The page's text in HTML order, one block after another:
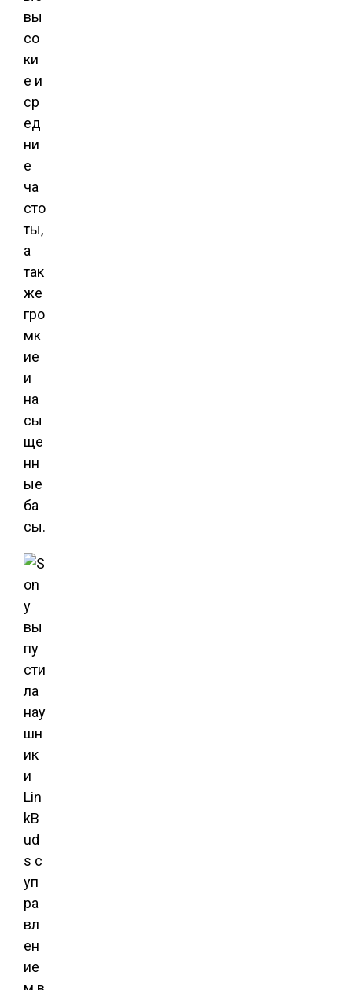
вы
со
ки
е и
ср
ед
ни
е
ча
сто
ты,
а
так
же
гро
мк
ие
и
на
сы
ще
нн
ые
ба
сы.